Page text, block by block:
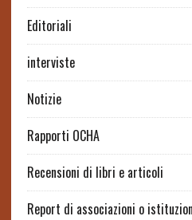
Editoriali
interviste
Notizie
Rapporti OCHA
Recensioni di libri e articoli
Report di associazioni o